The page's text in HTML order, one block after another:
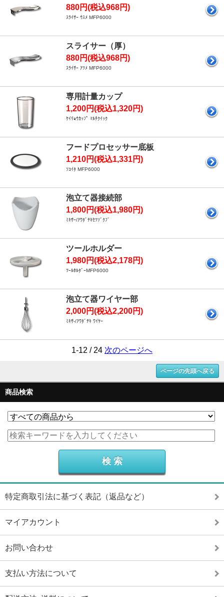
880円(税込968円)
ｽﾗｲｻｰ ｳｽﾒ MFP6000
スライサー（厚）
880円(税込968円)
ｽﾗｲｻｰ ｱﾂﾒ MFP6000
専用計量カップ
1,200円(税込1,320円)
ｹｲﾘｮｳｶｯﾌﾟ ﾏﾙﾁｸｲｯｸ
フードプロセッサー底板
1,210円(税込1,331円)
ｿｺｲﾀ MFP6000
泡立て器接続部
1,800円(税込1,980円)
ﾐｷｻｰ/ｱﾜﾀﾞﾃｷｾﾂｿﾞｸﾌﾞ
ツールホルダー
1,980円(税込2,178円)
ﾂｰﾙﾎﾙﾀﾞｰMFP6000
泡立て器ワイヤー部
2,000円(税込2,200円)
ﾐｷｻ-/ｱﾜﾀﾞﾃｷ ﾜｲﾔｰ
1-12 / 24 次のページへ
ページの先頭へ戻る
商品検索
特定商取引法に基づく表記（返品など）
マイアカウント
お問い合わせ
支払い方法について